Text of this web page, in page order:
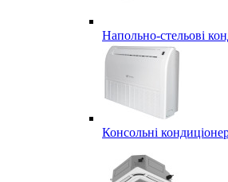
Напольно-стельові
Консольні